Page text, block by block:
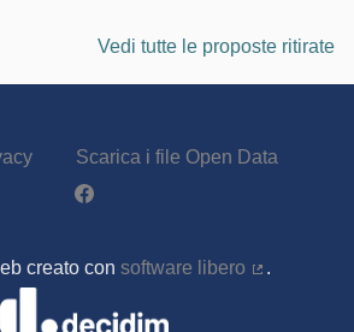
Vedi tutte le proposte ritirate
Scarica i file Open Data
Partecipa - Poliste su Facebook
creato con software libero
.